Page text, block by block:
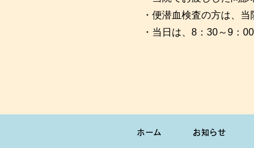
・便潜血検査の方は、
・当日は、8：30～9：
ホーム お知らせ